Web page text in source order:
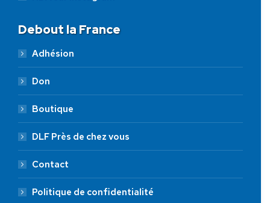
Debout la France
Adhésion
Don
Boutique
DLF Près de chez vous
Contact
Politique de confidentialité